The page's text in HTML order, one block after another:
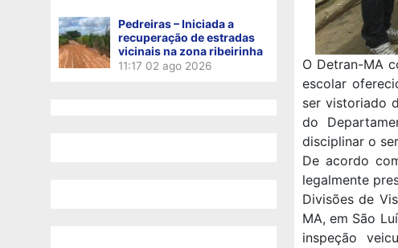
Pedreiras – Iniciada a
recuperação de estradas
vicinais na zona ribeirinha
11:17 02 ago 2026
O Detran-MA
escolar
ser vistoriado
do
disciplinar o
De acordo
legalmente
Divisões de
MA, em São
inspeção